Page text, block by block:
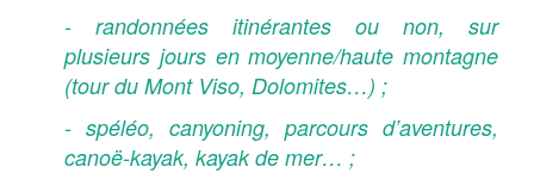
- randonnées itinérantes ou non, sur
plusieurs jours en moyenne/haute montagne
(tour du Mont Viso, Dolomites…) ;
- spéléo, canyoning, parcours d’aventures,
canoë-kayak, kayak de mer… ;